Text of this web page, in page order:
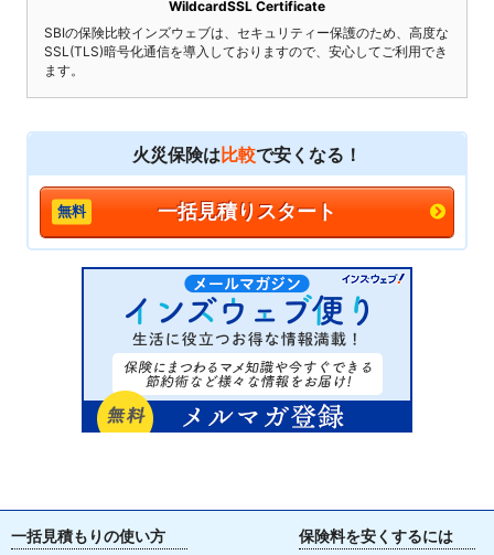
WildcardSSL Certificate
SBIの保険比較インズウェブは、セキュリティー保護のため、高度な
SSL(TLS)暗号化通信を導入しておりますので、安心してご利用でき
ます。
火災保険は比較で安くなる！
一括見積りスタート
一括見積もりの使い方 保険料を安くするには